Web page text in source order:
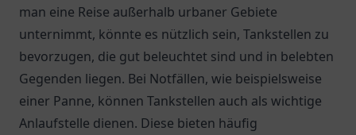
man eine Reise außerhalb urbaner Gebiete
unternimmt, könnte es nützlich sein, Tankstellen zu
bevorzugen, die gut beleuchtet sind und in belebten
Gegenden liegen. Bei Notfällen, wie beispielsweise
einer Panne, können Tankstellen auch als wichtige
Anlaufstelle dienen. Diese bieten häufig